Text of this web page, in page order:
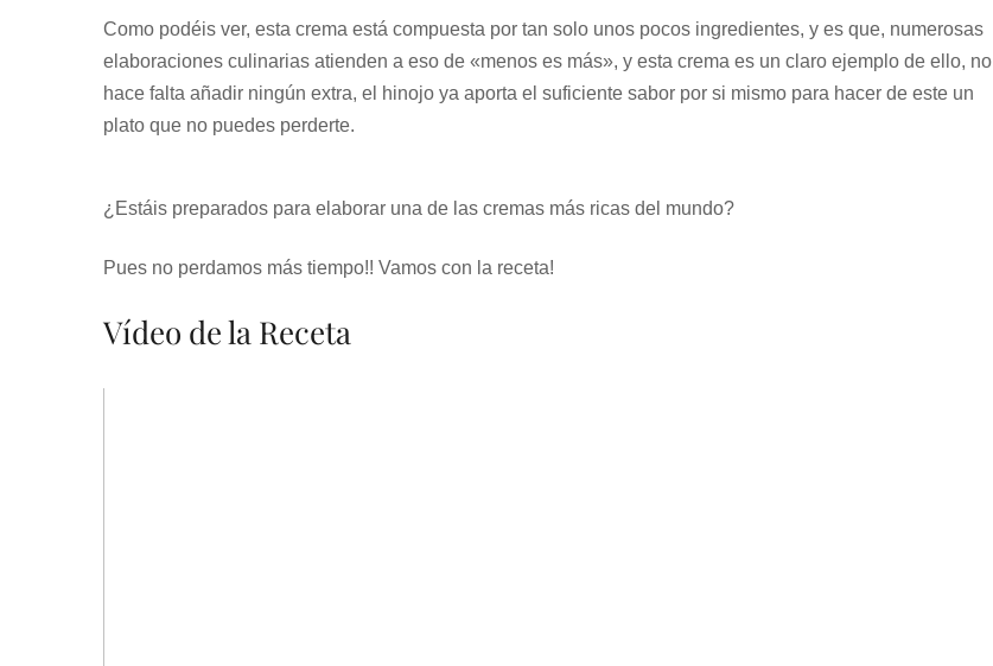
Como podéis ver, esta crema está compuesta por tan solo unos pocos ingredientes, y es que, numerosas
elaboraciones culinarias atienden a eso de «menos es más», y esta crema es un claro ejemplo de ello, no
hace falta añadir ningún extra, el hinojo ya aporta el suficiente sabor por si mismo para hacer de este un
plato que no puedes perderte.
¿Estáis preparados para elaborar una de las cremas más ricas del mundo?
Pues no perdamos más tiempo!! Vamos con la receta!
Vídeo de la Receta